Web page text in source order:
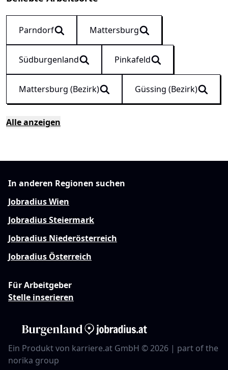
Parndorf Mattersburg
Südburgenland Pinkafeld
Mattersburg (Bezirk) Güssing (Bezirk)
Alle anzeigen
In anderen Regionen suchen
Jobradius Wien
Jobradius Steiermark
Jobradius Niederösterreich
Jobradius Österreich
Für Arbeitgeber
Stelle inserieren
Ein Produkt von karriere.at GmbH © 2026 | part of the
norika group